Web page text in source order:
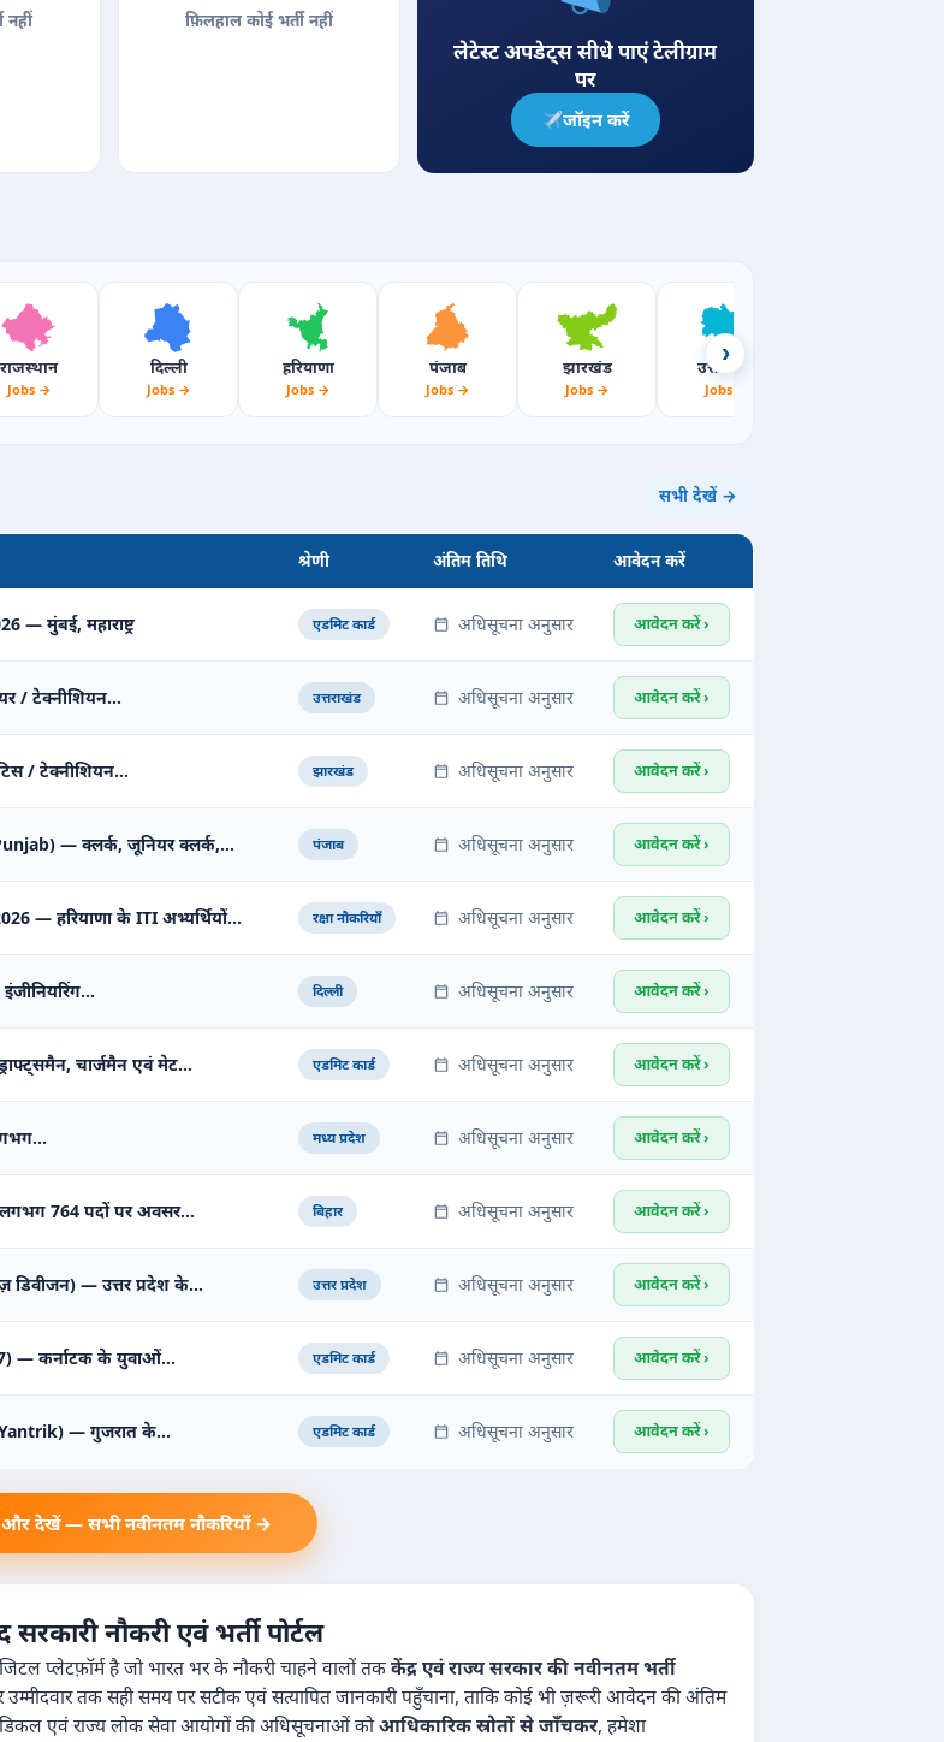
नहीं फ़िलहाल कोई भर्ती नहीं
लेटेस्ट अपडेट्स सीधे पाएं टेलीग्राम
पर
जॉइन करें
राजस्थान
Jobs →
दिल्ली
Jobs →
हरियाणा
Jobs →
पंजाब
Jobs →
झारखंड
Jobs →
उत्तराखंड
Jobs →
›
सभी देखें →
श्रेणी अंतिम तिथि आवेदन करें
— मुंबई, महाराष्ट्र एडमिट कार्ड अधिसूचना अनुसार आवेदन करें ›
/ टेक्नीशियन… उत्तराखंड अधिसूचना अनुसार आवेदन करें ›
/ टेक्नीशियन… झारखंड अधिसूचना अनुसार आवेदन करें ›
— क्लर्क, जूनियर क्लर्क,… पंजाब अधिसूचना अनुसार आवेदन करें ›
— हरियाणा के ITI अभ्यर्थियों… रक्षा नौकरियाँ अधिसूचना अनुसार आवेदन करें ›
दिल्ली अधिसूचना अनुसार आवेदन करें ›
चार्जमैन एवं मेट… एडमिट कार्ड अधिसूचना अनुसार आवेदन करें ›
मध्य प्रदेश अधिसूचना अनुसार आवेदन करें ›
लगभग 764 पदों पर अवसर… बिहार अधिसूचना अनुसार आवेदन करें ›
डिवीजन) — उत्तर प्रदेश के… उत्तर प्रदेश अधिसूचना अनुसार आवेदन करें ›
— कर्नाटक के युवाओं… एडमिट कार्ड अधिसूचना अनुसार आवेदन करें ›
Yantrik) — गुजरात के… एडमिट कार्ड अधिसूचना अनुसार आवेदन करें ›
और देखें — सभी नवीनतम नौकरियाँ →
नौकरी एवं भर्ती पोर्टल
प्लेटफ़ॉर्म है जो भारत भर के नौकरी चाहने वालों तककेंद्र एवं राज्य सरकार की नवीनतम भर्ती
उम्मीदवार तक सही समय पर सटीक एवं सत्यापित जानकारी पहुँचाना, ताकि कोई भी ज़रूरी आवेदन की अंतिम
एवं राज्य लोक सेवा आयोगों की अधिसूचनाओं कोआधिकारिक स्रोतों से जाँचकर, हमेशा